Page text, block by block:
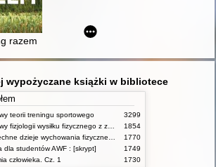
razem
wypożyczane książki w bibliotece
teorii treningu sportowego
3299
1854
1770
dla studentów AWF : [skrypt]
1749
człowieka. Cz. 1
1730